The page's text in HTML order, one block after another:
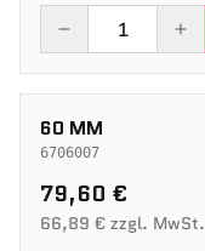
60 MM
6706007
79,60 €
66,89 € zzgl. MwSt.